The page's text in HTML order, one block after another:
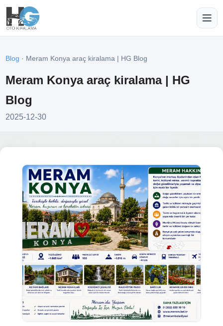
Blog · Meram Konya araç kiralama | HG Blog
Meram Konya araç kiralama | HG
Blog
2025-12-30